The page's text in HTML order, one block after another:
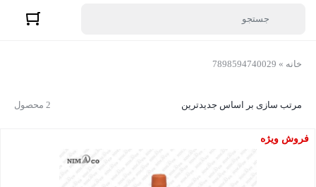
خانه »
7898594740029
2 محصول مرتب سازی بر اساس جدیدترین
فروش ویژه